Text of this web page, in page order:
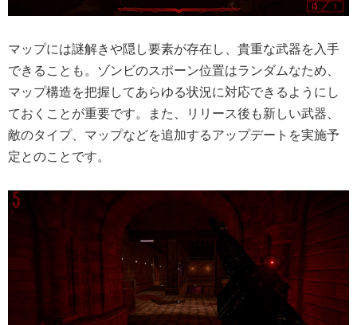
マップには謎解きや隠し要素が存在し、貴重な武器を入手
できることも。ゾンビのスポーン位置はランダムなため、
マップ構造を把握してあらゆる状況に対応できるようにし
ておくことが重要です。また、リリース後も新しい武器、
敵のタイプ、マップなどを追加するアップデートを実施予
定とのことです。